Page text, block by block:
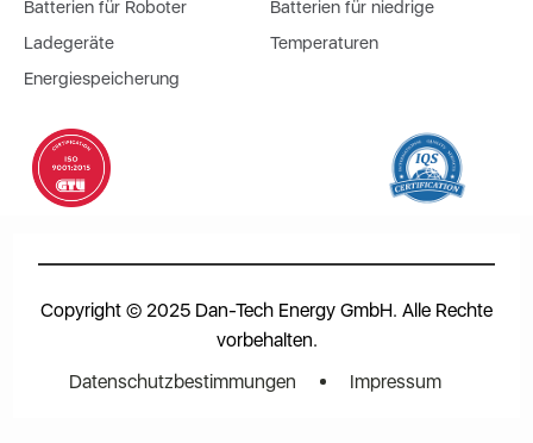
Batterien für Roboter
Ladegeräte
Energiespeicherung
Batterien für niedrige
Temperaturen
Copyright © 2025 Dan-Tech Energy GmbH. Alle Rechte
vorbehalten.
Datenschutzbestimmungen
Impressum